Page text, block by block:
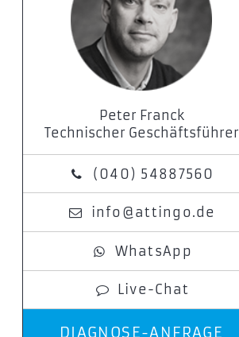
Peter Franck
Technischer Geschäftsführer
(040) 54887560
info@attingo.de
WhatsApp
Live-Chat
DIAGNOSE-ANFRAGE